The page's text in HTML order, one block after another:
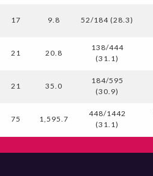
17 9.8 52/184 (28.3)
21 20.8
138/444
(31.1)
21 35.0
184/595
(30.9)
75 1,595.7
448/1442
(31.1)